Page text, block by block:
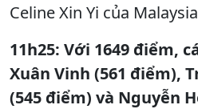
Celine Xin Yi của
11h25: Với 1649 điểm,
Xuân Vinh (561 điểm),
(545 điểm) và Nguyễn